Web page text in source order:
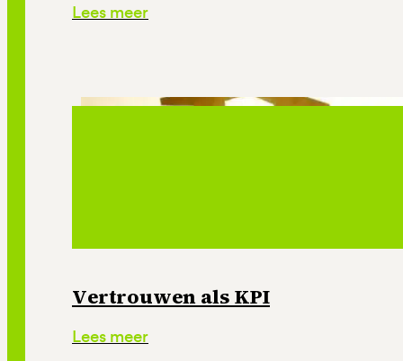
Lees meer
Vertrouwen als KPI
Lees meer